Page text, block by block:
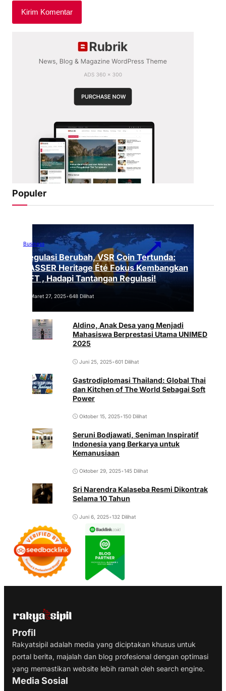
Populer
Business
Regulasi Berubah, VSR Coin Tertunda:
VASSER Heritage Été Fokus Kembangkan
NFT , Hadapi Tantangan Regulasi!
Maret 27, 2025•648 Dilihat
Aldino, Anak Desa yang Menjadi
Mahasiswa Berprestasi Utama UNIMED
2025
Juni 25, 2025•601 Dilihat
Gastrodiplomasi Thailand: Global Thai
dan Kitchen of The World Sebagai Soft
Power
Oktober 15, 2025•150 Dilihat
Seruni Bodjawati, Seniman Inspiratif
Indonesia yang Berkarya untuk
Kemanusiaan
Oktober 29, 2025•145 Dilihat
Sri Narendra Kalaseba Resmi Dikontrak
Selama 10 Tahun
Juni 6, 2025•132 Dilihat
Profil
Rakyatsipil adalah media yang diciptakan khusus untuk
portal berita, majalah dan blog profesional dengan optimasi
yang memastikan website lebih ramah oleh search engine.
Media Sosial